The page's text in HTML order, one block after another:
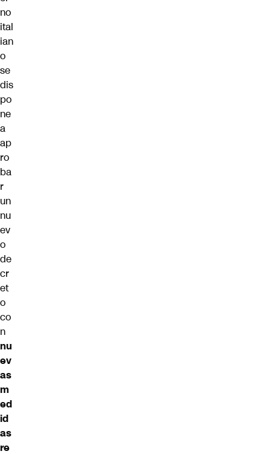
no
ital
ian
o
se
dis
po
ne
a
ap
ro
ba
r
un
nu
ev
o
de
cr
et
o
co
n
nu
ev
as
m
ed
id
as
re